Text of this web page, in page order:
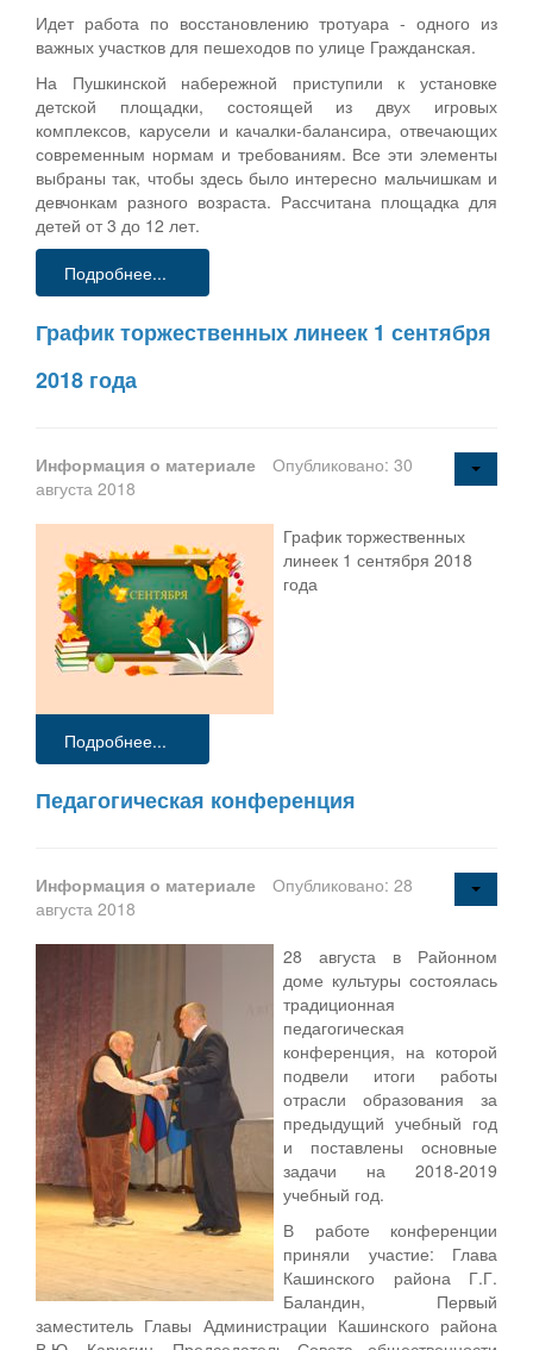
Идет работа по восстановлению тротуара - одного из
важных участков для пешеходов по улице Гражданская.
На Пушкинской набережной приступили к установке
детской площадки, состоящей из двух игровых
комплексов, карусели и качалки-балансира, отвечающих
современным нормам и требованиям. Все эти элементы
выбраны так, чтобы здесь было интересно мальчишкам и
девчонкам разного возраста. Рассчитана площадка для
детей от 3 до 12 лет.
Подробнее...
График торжественных линеек 1 сентября
2018 года
Информация о материале
Опубликовано: 30
августа 2018
График торжественных
линеек 1 сентября 2018
года
Подробнее...
Педагогическая конференция
Информация о материале
Опубликовано: 28
августа 2018
28 августа в Районном
доме культуры состоялась
традиционная
педагогическая
конференция, на которой
подвели итоги работы
отрасли образования за
предыдущий учебный год
и поставлены основные
задачи на 2018-2019
учебный год.
В работе конференции
приняли участие: Глава
Кашинского района Г.Г.
Баландин, Первый
заместитель Главы Администрации Кашинского района